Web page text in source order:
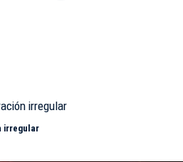
irregular